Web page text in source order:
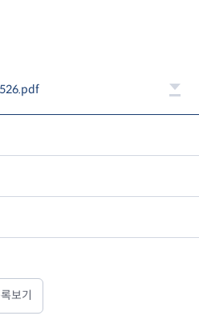
보기